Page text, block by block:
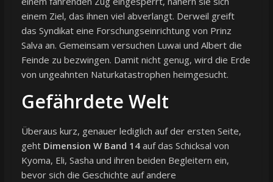
einem Ziel, das ihnen viel abverlangt. Derweil greift
das Syndikat eine Forschungseinrichtung von Prinz
Salva an. Gemeinsam versuchen Luwai und Albert die
Feinde zu bezwingen. Damit nicht genug, wird die Erde
von ungeahnten Naturkatastrophen heimgesucht.
Gefährdete Welt
Überaus kurz, genauer lediglich auf der ersten Seite,
geht Dimension W Band 14auf das Schicksal von
Kyoma, Eli, Sasha und ihren beiden Begleitern ein,
bevor sich die Geschichte auf andere